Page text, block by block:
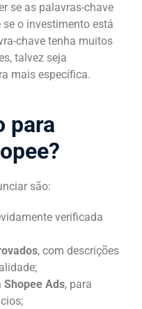
se as palavras-chave
o investimento está
chave tenha muitos
talvez seja
mais específica.
para
são:
verificada
, com descrições
Ads, para